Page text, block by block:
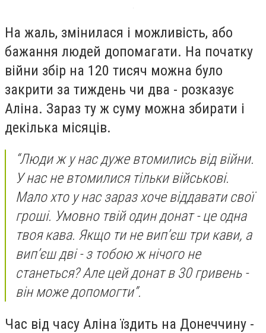
На жаль, змінилася і можливість, або
бажання людей допомагати. На початку
війни збір на 120 тисяч можна було
закрити за тиждень чи два - розказує
Аліна. Зараз ту ж суму можна збирати і
декілька місяців.
“Люди ж у нас дуже втомились від війни.
У нас не втомилися тільки військові.
Мало хто у нас зараз хоче віддавати свої
гроші. Умовно твій один донат - це одна
твоя кава. Якщо ти не вип’єш три кави, а
вип’єш дві - з тобою ж нічого не
станеться? Але цей донат в 30 гривень -
він може допомогти”.
Час від часу Аліна їздить на Донеччину -